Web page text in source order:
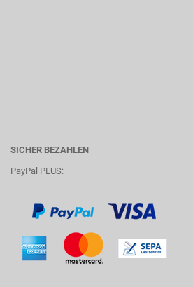
SICHER BEZAHLEN
PayPal PLUS: